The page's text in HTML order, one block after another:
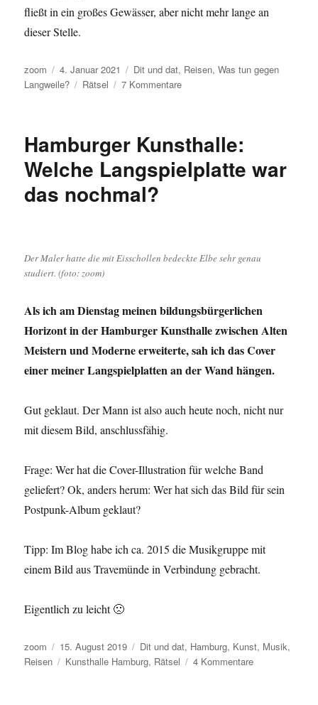
fließt in ein großes Gewässer, aber nicht mehr lange an
dieser Stelle.
Autor
zoom
Veröffentlicht
am
4. Januar 2021 Kategorien
Dit und dat, Reisen,Was tun gegen
Langweile?
Schlagwörter
Rätsel 7 Kommentarezu
das?
Hamburger Kunsthalle:
Welche Langspielplatte war
das nochmal?
Der Maler hatte die mit Eisschollen bedeckte Elbe sehr genau
studiert. (foto: zoom)
Als ich am Dienstag meinen bildungsbürgerlichen
Horizont in der Hamburger Kunsthalle zwischen Alten
Meistern und Moderne erweiterte, sah ich das Cover
einer meiner Langspielplatten an der Wand hängen.
Gut geklaut. Der Mann ist also auch heute noch, nicht nur
mit diesem Bild, anschlussfähig.
Frage: Wer hat die Cover-Illustration für welche Band
geliefert? Ok, anders herum: Wer hat sich das Bild für sein
Postpunk-Album geklaut?
Tipp: Im Blog habe ich ca. 2015 die Musikgruppe mit
einem Bild aus Travemünde in Verbindung gebracht.
Eigentlich zu leicht 🙁
Autor
zoom
Veröffentlicht
am
15. August 2019 Kategorien
Dit und dat, Hamburg, Kunst, Musik,
Reisen
Schlagwörter
Kunsthalle Hamburg, Rätsel 4 Kommentarezu